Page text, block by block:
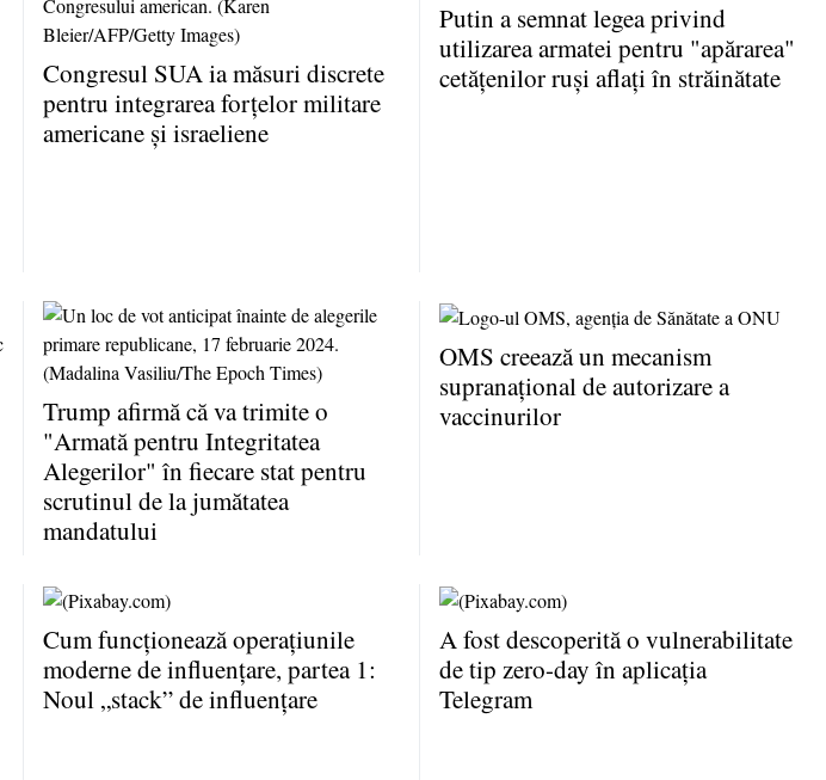
Congresul SUA ia măsuri discrete
pentru integrarea forţelor militare
americane şi israeliene
Putin a semnat legea privind
utilizarea armatei pentru "apărarea"
cetăţenilor ruşi aflaţi în străinătate
Trump afirmă că va trimite o
"Armată pentru Integritatea
Alegerilor" în fiecare stat pentru
scrutinul de la jumătatea
mandatului
OMS creează un mecanism
supranaţional de autorizare a
vaccinurilor
Cum funcţionează operaţiunile
moderne de influenţare, partea 1:
Noul „stack” de influenţare
A fost descoperită o vulnerabilitate
de tip zero-day în aplicaţia
Telegram